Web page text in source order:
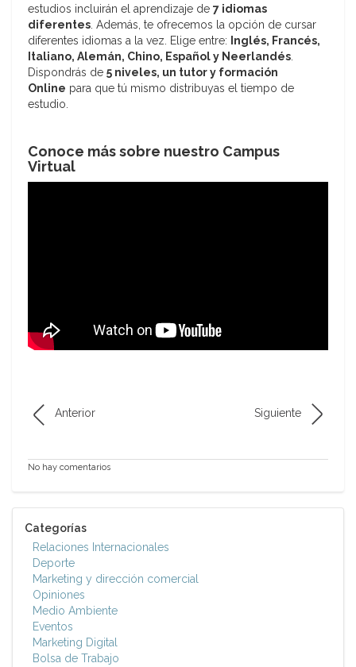
estudios incluirán el aprendizaje de 7 idiomas
diferentes . Además, te ofrecemos la opción de cursar
diferentes idiomas a la vez. Elige entre:
Inglés, Francés,
Italiano, Alemán, Chino, Español y Neerlandés
Dispondrás de 5 niveles, un tutor y formación
Online para que tú mismo distribuyas el tiempo de
estudio.
Conoce más sobre nuestro Campus
Virtual
Anterior Siguiente
No hay comentarios
Categorías
Relaciones Internacionales
Deporte
Marketing y dirección comercial
Opiniones
Medio Ambiente
Eventos
Marketing Digital
Bolsa de Trabajo